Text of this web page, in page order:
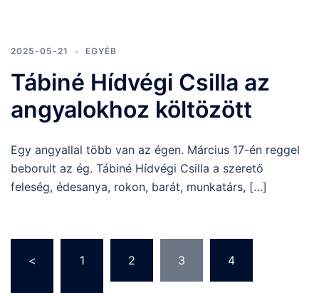
2025-05-21 EGYÉB
Tábiné Hídvégi Csilla az
angyalokhoz költözött
Egy angyallal több van az égen. Március 17-én reggel
beborult az ég. Tábiné Hídvégi Csilla a szerető
feleség, édesanya, rokon, barát, munkatárs, […]
lapozása
< 1 2 3 4